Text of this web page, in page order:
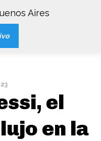
Aires
el
en la